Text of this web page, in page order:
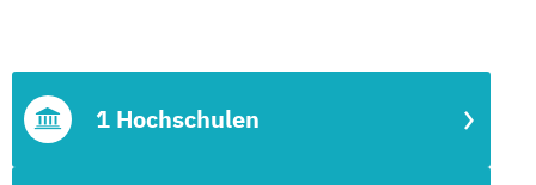
1 Hochschulen